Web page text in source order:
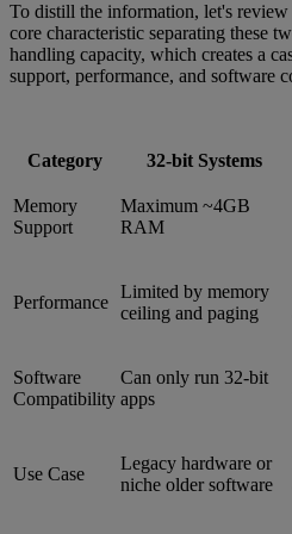
To distill the information, let's
core characteristic separating these
handling capacity, which creates a
support, performance, and software
Category 32-bit Systems
Memory
Support
Maximum ~4GB
RAM
Performance
Limited by memory
ceiling and paging
Software
Compatibility
Can only run 32-bit
apps
Use Case
Legacy hardware or
niche older software